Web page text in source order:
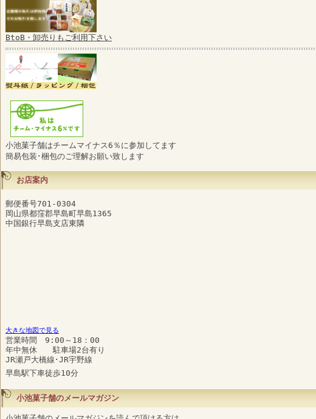
BtoB・卸売りもご利用下さい
小池菓子舗はチームマイナス6％に参加してます
簡易包装･梱包のご理解お願い致します
お店案内
郵便番号701-0304
岡山県都窪郡早島町早島1365
中国銀行早島支店東隣
大きな地図で見る
営業時間 9:00～18：00
年中無休 駐車場2台有り
JR瀬戸大橋線･JR宇野線
早島駅下車徒歩10分
小池菓子舗のメールマガジン